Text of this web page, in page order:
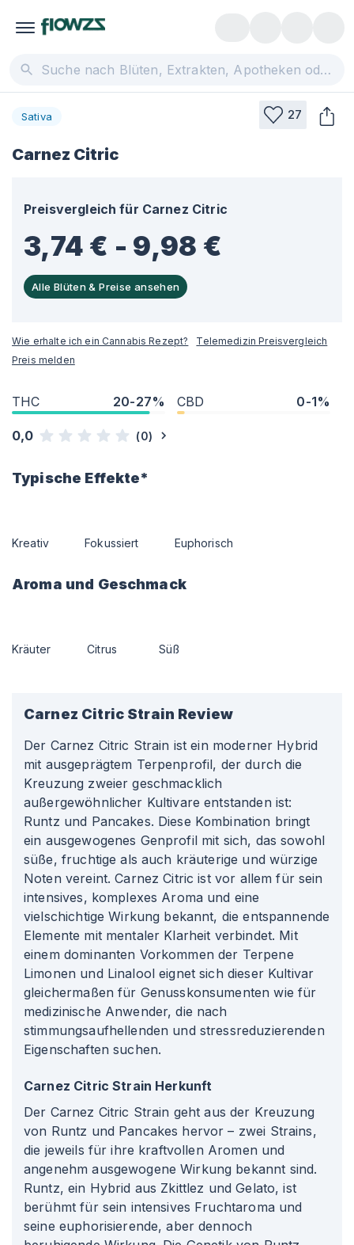
Sativa 27
Carnez Citric
Preisvergleich für Carnez Citric
3,74 € - 9,98 €
Alle Blüten & Preise ansehen
Wie erhalte ich ein Cannabis Rezept?
Telemedizin Preisvergleich
Preis melden
THC 20-27% CBD 0-1%
0,0 (0)
Typische Effekte*
Kreativ Fokussiert Euphorisch
Aroma und Geschmack
Kräuter Citrus Süß
Carnez Citric Strain Review
Der Carnez Citric Strain ist ein moderner Hybrid
mit ausgeprägtem Terpenprofil, der durch die
Kreuzung zweier geschmacklich
außergewöhnlicher Kultivare entstanden ist:
Runtz und Pancakes. Diese Kombination bringt
ein ausgewogenes Genprofil mit sich, das sowohl
süße, fruchtige als auch kräuterige und würzige
Noten vereint. Carnez Citric ist vor allem für sein
intensives, komplexes Aroma und eine
vielschichtige Wirkung bekannt, die entspannende
Elemente mit mentaler Klarheit verbindet. Mit
einem dominanten Vorkommen der Terpene
Limonen und Linalool eignet sich dieser Kultivar
gleichermaßen für Genusskonsumenten wie für
medizinische Anwender, die nach
stimmungsaufhellenden und stressreduzierenden
Eigenschaften suchen.
Carnez Citric Strain Herkunft
Der Carnez Citric Strain geht aus der Kreuzung
von Runtz und Pancakes hervor – zwei Strains,
die jeweils für ihre kraftvollen Aromen und
angenehm ausgewogene Wirkung bekannt sind.
Runtz, ein Hybrid aus Zkittlez und Gelato, ist
berühmt für sein intensives Fruchtaroma und
seine euphorisierende, aber dennoch